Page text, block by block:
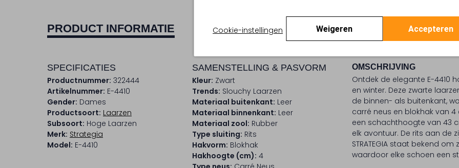
Cookie-instellingen Weigeren Accepteren
PRODUCT INFORMATIE BEZORGEN & RETOURNEREN
SPECIFICATIES
Productnummer: 322444
Artikelnummer: E-4410
Gender: Dames
Productsoort: Laarzen
Subsoort: Hoge Laarzen
Merk: Strategia
Model: E-4410
SAMENSTELLING & PASVORM
Kleur: Zwart
Trends: Slouchy Laarzen
Materiaal buitenkant: Leer
Materiaal binnenkant: Leer
Materiaal zool: Rubber
Type sluiting: Rits
Hakvorm: Blokhak
Hakhoogte (cm): 4
OMSCHRIJVING
Ontdek de elegante E-4410
en winter. Deze zwarte
de binnen- als buitenkant,
carré neus en blokhak van
een schachthoogte van 43
elk avontuur. De rits aan de
STRATEGIA staat bekend
waardoor elke schoen een